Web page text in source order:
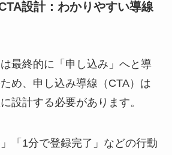
設計：わかりやすい導線
最終的に「申し込み」へと導
め、申し込み導線（CTA）は
設計する必要があります。
」「1分で登録完了」などの行動